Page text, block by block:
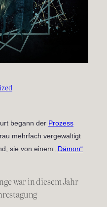
begann der Prozess
mehrfach vergewaltigt
sie von einem „ Dämon“
war in diesem Jahr